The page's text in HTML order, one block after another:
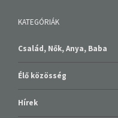
KATEGÓRIÁK
Család, Nők, Anya, Baba
Élő közösség
Hírek